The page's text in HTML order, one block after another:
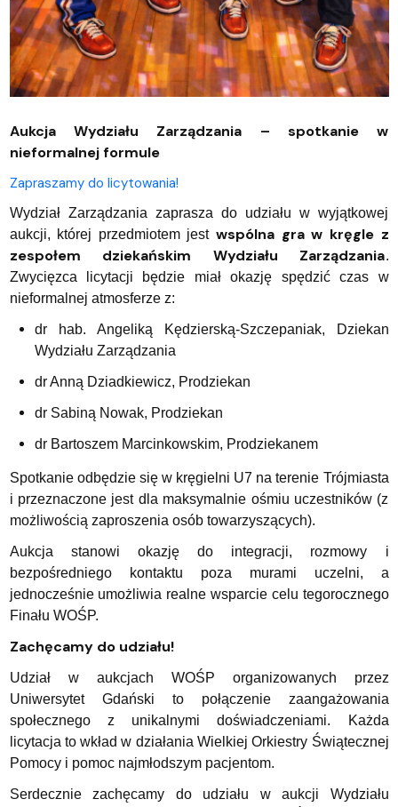
Aukcja Wydziału Zarządzania – spotkanie w
nieformalnej formule
Zapraszamy do licytowania!
Wydział Zarządzania zaprasza do udziału w wyjątkowej
aukcji, której przedmiotem jest wspólna gra w kręgle z
zespołem dziekańskim Wydziału Zarządzania.
Zwycięzca licytacji będzie miał okazję spędzić czas w
nieformalnej atmosferze z:
dr hab. Angeliką Kędzierską-Szczepaniak, Dziekan
Wydziału Zarządzania
dr Anną Dziadkiewicz, Prodziekan
dr Sabiną Nowak, Prodziekan
dr Bartoszem Marcinkowskim, Prodziekanem
Spotkanie odbędzie się w kręgielni U7 na terenie Trójmiasta
i przeznaczone jest dla maksymalnie ośmiu uczestników (z
możliwością zaproszenia osób towarzyszących).
Aukcja stanowi okazję do integracji, rozmowy i
bezpośredniego kontaktu poza murami uczelni, a
jednocześnie umożliwia realne wsparcie celu tegorocznego
Finału WOŚP.
Zachęcamy do udziału!
Udział w aukcjach WOŚP organizowanych przez
Uniwersytet Gdański to połączenie zaangażowania
społecznego z unikalnymi doświadczeniami. Każda
licytacja to wkład w działania Wielkiej Orkiestry Świątecznej
Pomocy i pomoc najmłodszym pacjentom.
Serdecznie zachęcamy do udziału w aukcji Wydziału